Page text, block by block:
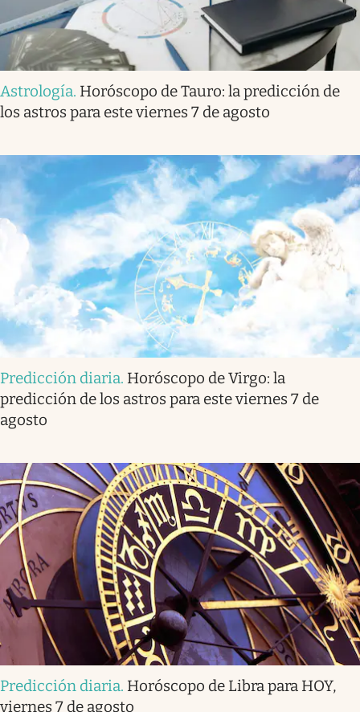
Astrología. Horóscopo de Tauro: la predicción de
los astros para este viernes 7 de agosto
Predicción diaria. Horóscopo de Virgo: la
predicción de los astros para este viernes 7 de
agosto
Predicción diaria. Horóscopo de Libra para HOY,
viernes 7 de agosto